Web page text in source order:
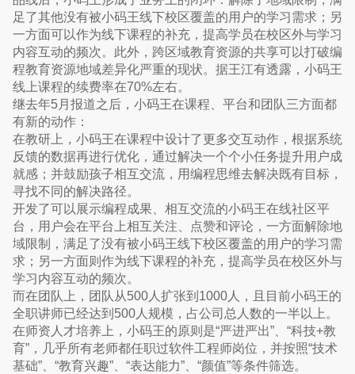
足了其他没有被小码王线下校区覆盖的用户的学习需求；另
一方面可以作为线下课程的补充，提高学员在校区外与学习
内容互动的频次。此外，跨区域教育资源的共享可以打破编
程教育资源地域差异化严重的现状。据王江有透露，小码王
线上课程的续费率在70%左右。
继去年5月报道之后，小码王在课程、平台和团队三方面都
有新的动作：
在教研上，小码王在课程中设计了更多交互动作，根据系统
反馈的数据再进行优化，通过解决一个个小任务提升用户成
就感；并鼓励孩子相互交流，用编程思维去解决既有目标，
寻找不同的解决路径。
开发了可以展示编程成果、相互交流的小码王在线社区平
台，用户会在平台上相互关注、点赞和评论，一方面解除地
域限制，满足了没有被小码王线下校区覆盖的用户的学习需
求；另一方面则作为线下课程的补充，提高学员在校区外与
学习内容互动的频次。
而在团队上，团队从500人扩张到1000人，且目前小码王的
全职讲师已经达到500人规模，占公司总人数的一半以上。
在师资人才培养上，小码王的原则是“严进严出”、“科技+教
育”，几乎所有老师都任职过软件工程师岗位，并按照“技术
基础”、“教育兴趣”、“表达能力”、“颜值”等条件筛选。